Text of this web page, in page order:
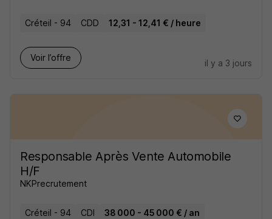
Créteil - 94 CDD 12,31 - 12,41 € / heure
Voir l’offre
il y a 3 jours
Responsable Après Vente Automobile
H/F
NKPrecrutement
Créteil - 94 CDI 38 000 - 45 000 € / an